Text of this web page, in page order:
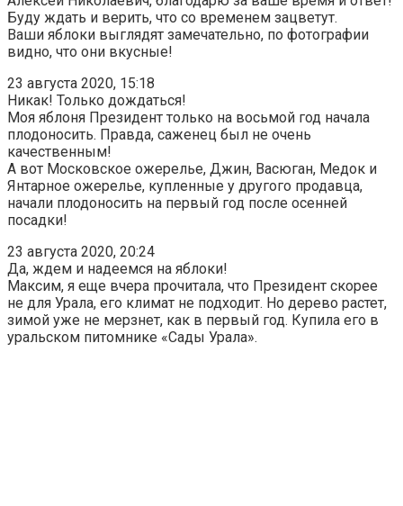
Буду ждать и верить, что со временем зацветут.
Ваши яблоки выглядят замечательно, по фотографии
видно, что они вкусные!
23 августа 2020, 15:18
Никак! Только дождаться!
Моя яблоня Президент только на восьмой год начала
плодоносить. Правда, саженец был не очень
качественным!
А вот Московское ожерелье, Джин, Васюган, Медок и
Янтарное ожерелье, купленные у другого продавца,
начали плодоносить на первый год после осенней
посадки!
23 августа 2020, 20:24
Да, ждем и надеемся на яблоки!
Максим, я еще вчера прочитала, что Президент скорее
не для Урала, его климат не подходит. Но дерево растет,
зимой уже не мерзнет, как в первый год. Купила его в
уральском питомнике «Сады Урала».